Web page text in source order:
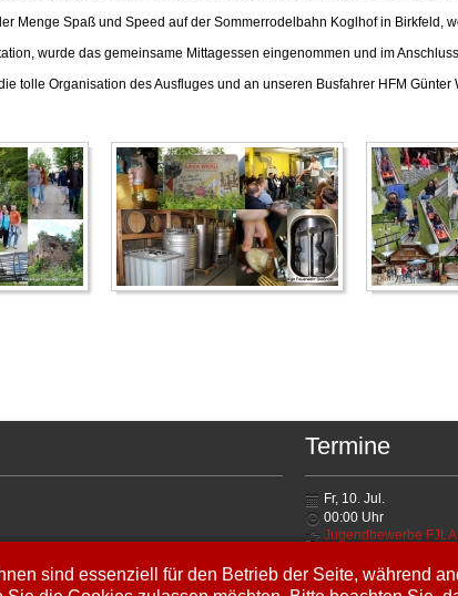
Menge Spaß und Speed auf der Sommerrodelbahn Koglhof in Birkfeld,
wurde das gemeinsame Mittagessen eingenommen und im
tolle Organisation des Ausfluges und an unseren Busfahrer HFM
Termine
Fr, 10. Jul.
00:00 Uhr
Jugendbewerbe FJLA
00:00 Uhr
sind essenziell für den Betrieb der Seite, während